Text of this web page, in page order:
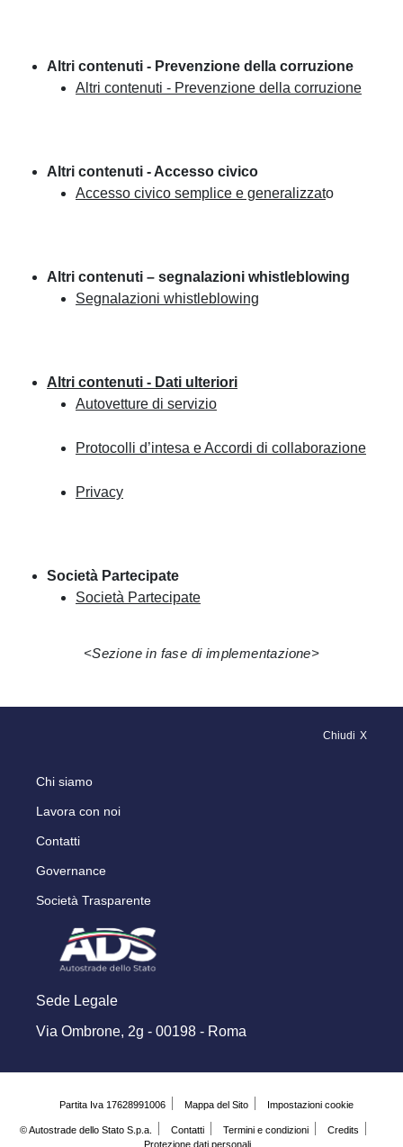
Altri contenuti - Prevenzione della corruzione
Altri contenuti - Prevenzione della corruzione
Altri contenuti - Accesso civico
Accesso civico semplice e generalizzato
Altri contenuti – segnalazioni whistleblowing
Segnalazioni whistleblowing
Altri contenuti - Dati ulteriori
Autovetture di servizio
Protocolli d’intesa e Accordi di collaborazione
Privacy
Società Partecipate
Società Partecipate
<Sezione in fase di implementazione>
Chiudi
Chi siamo
Lavora con noi
Contatti
Governance
Società Trasparente
Sede Legale
Via Ombrone, 2g - 00198 - Roma
© Autostrade dello Stato S.p.a. Contatti Termini e condizioni
Credits
Protezione dati personali
Partita Iva 17628991006 Mappa del Sito Impostazioni cookie